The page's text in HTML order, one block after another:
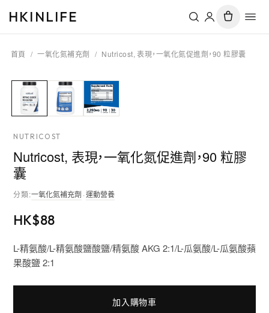
HKINLIFE
首頁 / 一氧化氮補充劑 / Nutricost, 表現，一氧化氮促進劑，90 粒膠囊
NUTRICOST
Nutricost, 表現，一氧化氮促進劑，90 粒膠
囊
分類:一氧化氮補充劑 ·運動營養
HK$88
L-精氨酸/L-精氨酸鹽酸鹽/精氨酸 AKG 2:1/L-瓜氨酸/L-瓜氨酸蘋
果酸鹽 2:1
加入購物車